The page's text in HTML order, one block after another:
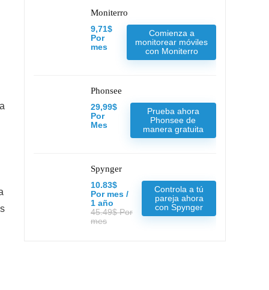
Moniterro
9,71$
Por
mes
Comienza a
monitorear móviles
con Moniterro
Phonsee
29,99$
Por
Mes
Prueba ahora
Phonsee de
manera gratuita
Spynger
10.83$
Por mes /
1 año
45.49$ Por
mes
Controla a tú
pareja ahora
con Spynger